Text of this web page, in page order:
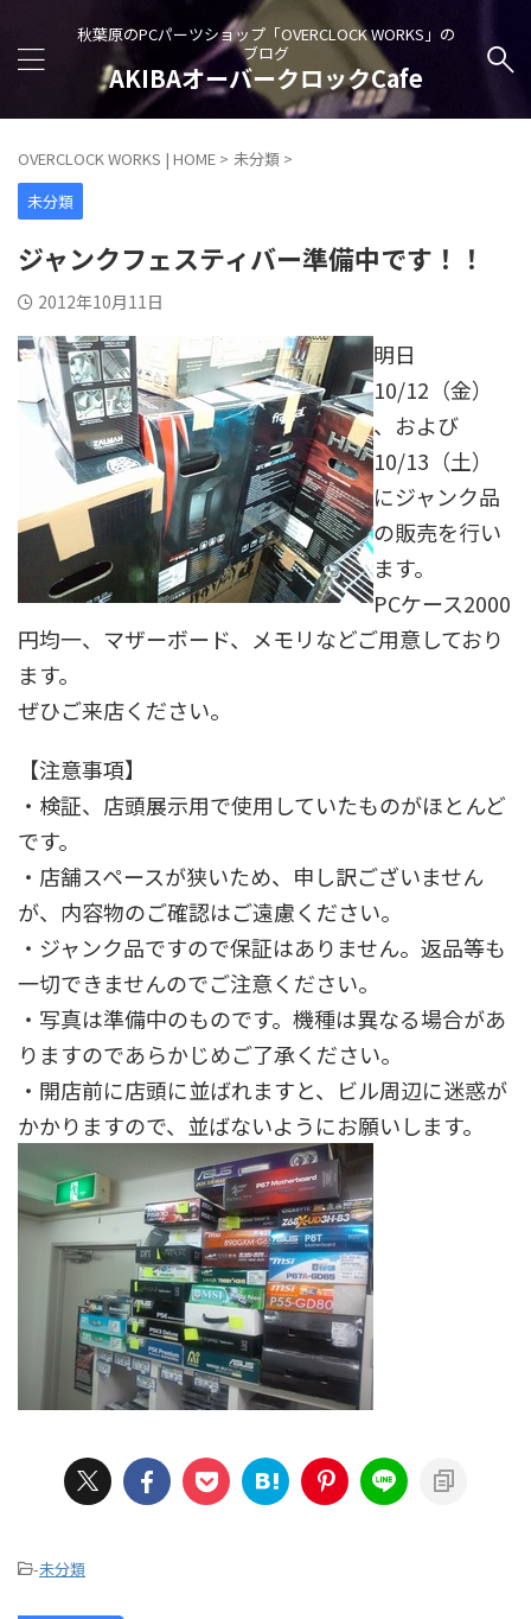
秋葉原のPCパーツショップ「OVERCLOCK WORKS」の
ブログ
AKIBAオーバークロックCafe
OVERCLOCK WORKS | HOME > 未分類 >
未分類
ジャンクフェスティバー準備中です！！
2012年10月11日
明日
10/12（金）
、および
10/13（土）
にジャンク品
の販売を行い
ます。
PCケース2000
円均一、マザーボード、メモリなどご用意しており
ます。
ぜひご来店ください。
【注意事項】
・検証、店頭展示用で使用していたものがほとんど
です。
・店舗スペースが狭いため、申し訳ございません
が、内容物のご確認はご遠慮ください。
・ジャンク品ですので保証はありません。返品等も
一切できませんのでご注意ください。
・写真は準備中のものです。機種は異なる場合があ
りますのであらかじめご了承ください。
・開店前に店頭に並ばれますと、ビル周辺に迷惑が
かかりますので、並ばないようにお願いします。
-未分類